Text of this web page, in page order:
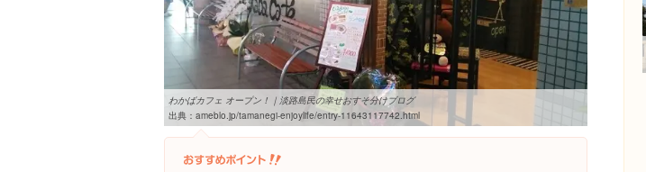
わかばカフェ オープン！｜淡路島民の幸せおすそ分けブログ
出典： ameblo.jp/tamanegi-enjoylife/entry-11643117742.html